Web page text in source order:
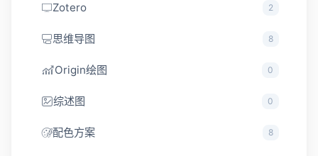
Zotero 2
思维导图 8
Origin绘图 0
综述图 0
配色方案 8